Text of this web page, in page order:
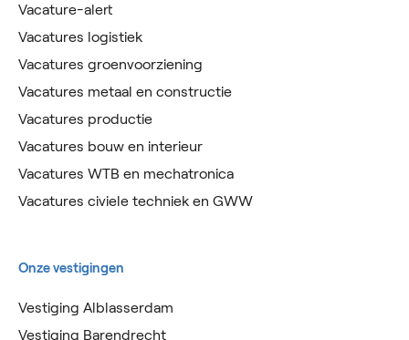
Vacature-alert
Vacatures logistiek
Vacatures groenvoorziening
Vacatures metaal en constructie
Vacatures productie
Vacatures bouw en interieur
Vacatures WTB en mechatronica
Vacatures civiele techniek en GWW
Onze vestigingen
Vestiging Alblasserdam
Vestiging Barendrecht